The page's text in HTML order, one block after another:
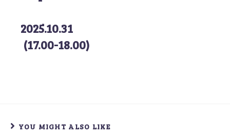
2025.10.31
(17.00-18.00)
YOU MIGHT ALSO LIKE